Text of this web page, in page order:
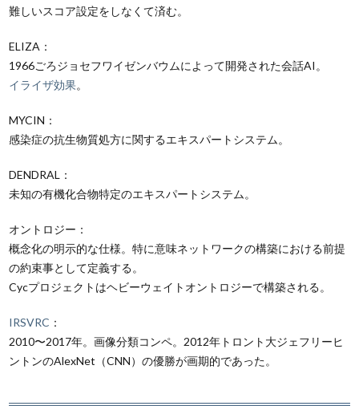
難しいスコア設定をしなくて済む。
ELIZA：
1966ごろジョセフワイゼンバウムによって開発された会話AI。
イライザ効果。
MYCIN：
感染症の抗生物質処方に関するエキスパートシステム。
DENDRAL：
未知の有機化合物特定のエキスパートシステム。
オントロジー：
概念化の明示的な仕様。特に意味ネットワークの構築における前提
の約束事として定義する。
Cycプロジェクトはヘビーウェイトオントロジーで構築される。
IRSVRC ：
2010〜2017年。画像分類コンペ。2012年トロント大ジェフリーヒ
ントンのAlexNet（CNN）の優勝が画期的であった。